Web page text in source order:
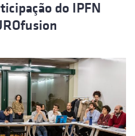
do IPFN